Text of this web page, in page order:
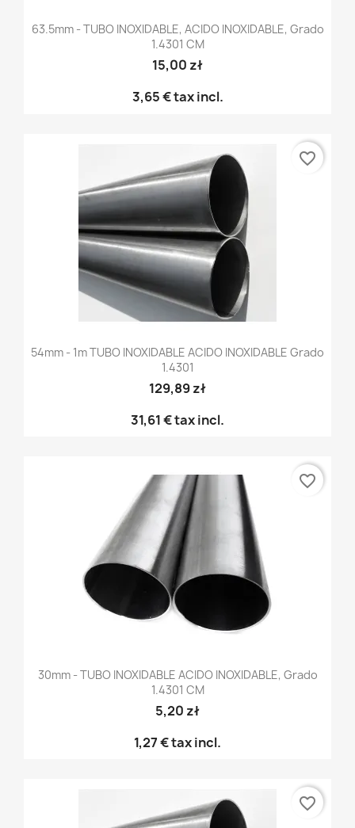
63.5mm - TUBO INOXIDABLE, ACIDO INOXIDABLE, Grado
1.4301 CM
15,00 zł
3,65 €tax incl.
54mm - 1m TUBO INOXIDABLE ACIDO INOXIDABLE Grado
1.4301
129,89 zł
31,61 €tax incl.
favorite_border
30mm - TUBO INOXIDABLE ACIDO INOXIDABLE, Grado
1.4301 CM
5,20 zł
1,27 €tax incl.
favorite_border
favorite_border